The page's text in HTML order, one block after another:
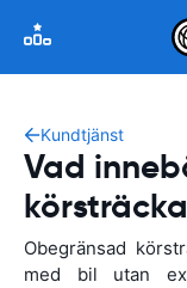
Kundtjänst
Vad
Obegränsad
med bil utan